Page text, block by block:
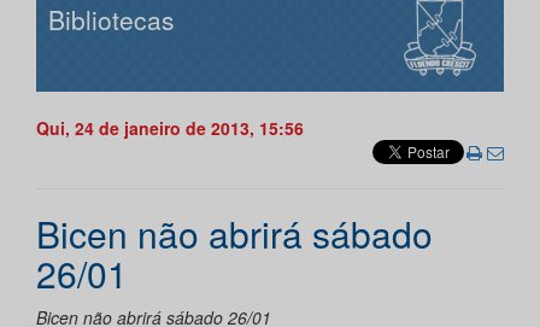
Bibliotecas
Qui, 24 de janeiro de 2013, 15:56
Bicen não abrirá sábado
26/01
Bicen não abrirá sábado 26/01